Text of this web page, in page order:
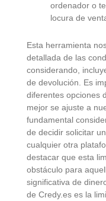
ordenador o
locura de
Esta herramienta
detallada de las
considerando,
de devolución. Es
diferentes opciones
mejor se ajuste a
fundamental
de decidir solicitar
cualquier otra
destacar que esta
obstáculo para
significativa de
de Credy.es es la